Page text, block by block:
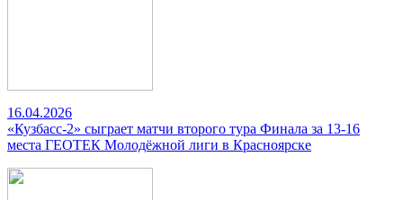
16.04.2026
«Кузбасс-2» сыграет матчи второго тура Финала за 13-16
места ГЕОТЕК Молодёжной лиги в Красноярске